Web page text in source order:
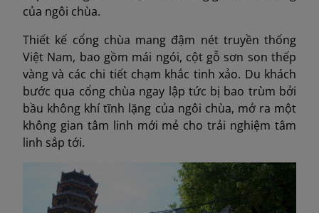
của ngôi chùa.
Thiết kế cổng chùa mang đậm nét truyền thống
Việt Nam, bao gồm mái ngói, cột gỗ sơn son thếp
vàng và các chi tiết chạm khắc tinh xảo. Du khách
bước qua cổng chùa ngay lập tức bị bao trùm bởi
bầu không khí tĩnh lặng của ngôi chùa, mở ra một
không gian tâm linh mới mẻ cho trải nghiệm tâm
linh sắp tới.